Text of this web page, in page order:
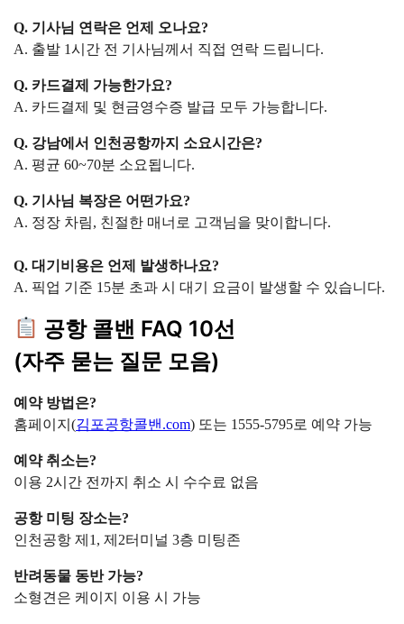
Q. 기사님 연락은 언제 오나요?
A. 출발 1시간 전 기사님께서 직접 연락 드립니다.
Q. 카드결제 가능한가요?
A. 카드결제 및 현금영수증 발급 모두 가능합니다.
Q. 강남에서 인천공항까지 소요시간은?
A. 평균 60~70분 소요됩니다.
Q. 기사님 복장은 어떤가요?
A. 정장 차림, 친절한 매너로 고객님을 맞이합니다.
Q. 대기비용은 언제 발생하나요?
A. 픽업 기준 15분 초과 시 대기 요금이 발생할 수 있습니다.
공항 콜밴 FAQ 10선
(자주 묻는 질문 모음)
예약 방법은?
홈페이지(김포공항콜밴.com) 또는 1555-5795로 예약 가능
예약 취소는?
이용 2시간 전까지 취소 시 수수료 없음
공항 미팅 장소는?
인천공항 제1, 제2터미널 3층 미팅존
반려동물 동반 가능?
소형견은 케이지 이용 시 가능